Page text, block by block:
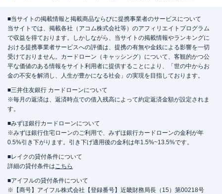
■当サイトの掲載情報と掲載商品ならびに提携事業者のサービスについて
当サイトでは、掲載各社（アコム株式会社等）のアフィリエイトプログラム
で収益を得ております。しかしながら、当サイトの掲載情報やランキングに
おける提携事業者サービスへの評価は、提携の有無や金銭による影響を一切
受けておりません。カードローン（キャッシング）について、客観的かつ公
平な価値のある情報をサイト利用者に提供することにより、「世の中からお
金の不安を解消し、人生が豊かになる社会」の実現を目指しております。
■三井住友銀行 カードローンについて
※毎月の返済は、返済時点での借入残高によって約定返済金額が設定されま
す。
■みずほ銀行カードローンについて
※みずほ銀行住宅ローンのご利用で、みずほ銀行カードローンの金利が年
0.5%引き下がります。引き下げ適用後の金利は年1.5%~13.5%です。
■レイクの貸付条件について
詳細の貸付条件はこちら
■アイフルの貸付条件について
※【商号】アイフル株式会社【登録番号】近畿財務局長（15）第00218号